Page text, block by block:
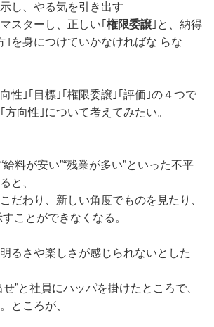
し、やる気を引き出す
スターし、正しい｢ 権限委譲 ｣と、納得
｣を身につけていかなければな らな
性｣｢目標｣｢権限委譲｣｢評価｣の４つで
向性｣について考えてみたい。
給料が安い”“残業が多い”といった不平
と、
だわり、新しい角度でものを見たり、
ことができなくなる。
るさや楽しさが感じられないとした
”と社員にハッパを掛けたところで、
ところが、